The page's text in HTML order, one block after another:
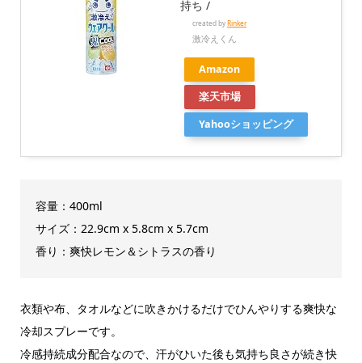
持ち /
created byRinker
激冷えくん
Amazon
楽天市場
Yahooショッピング
容量：400ml
サイズ：‎22.9cm x 5.8cm x 5.7cm
香り：爽快レモン＆シトラスの香り
衣類や布、タオルなどに吹きかけるだけでひんやりする爽快な
冷却スプレーです。
冷感持続成分配合なので、汗がひいた後も気持ち良さが続き快